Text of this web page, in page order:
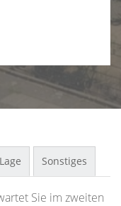
Lage Sonstiges
Sie im zweiten